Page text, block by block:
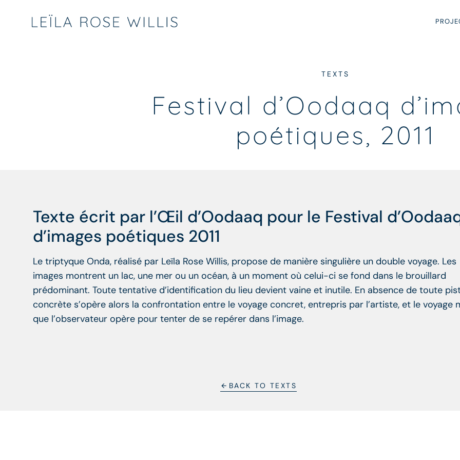
TEXTS
Festival d’Oodaaq
poétiques, 2011
Texte écrit par l’Œil d’Oodaaq pour le Festival
d’images poétiques 2011
Le triptyque Onda, réalisé par Leïla Rose Willis, propose de manière singulière un double voyage. Les
images montrent un lac, une mer ou un océan, à un moment où celui-ci se fond dans le brouillard
prédominant. Toute tentative d’identification du lieu devient vaine et inutile. En absence de toute
concrète s’opère alors la confrontation entre le voyage concret, entrepris par l’artiste, et le voyage
que l’observateur opère pour tenter de se repérer dans l’image.
BACK TO TEXTS